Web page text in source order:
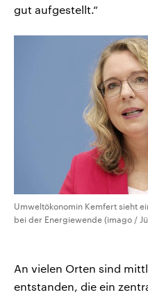
gut aufgestellt.“
Umweltökonomin Kemfert sieht
bei der Energiewende (imago /
An vielen Orten sind
entstanden, die ein